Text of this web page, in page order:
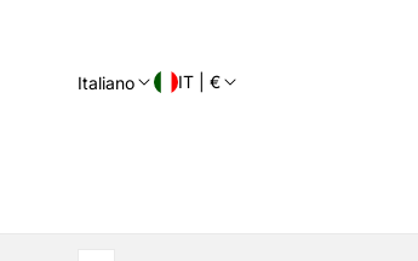
Italiano IT | €